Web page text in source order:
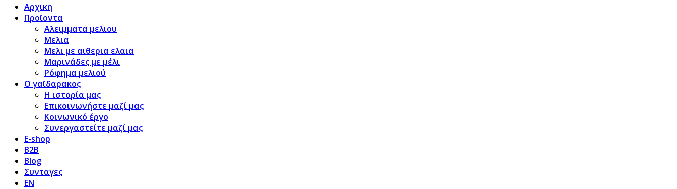
Αρχικη
Προϊoντα
Αλειμματα μελιου
Μελια
Μελι με αιθερια ελαια
Μαρινάδες με μέλι
Ρόφημα μελιού
Ο γαϊδαρακος
Η ιστορία μας
Επικοινωνήστε μαζί μας
Κοινωνικό έργο
Συνεργαστείτε μαζί μας
E-shop
B2B
Blog
Συνταγες
EN